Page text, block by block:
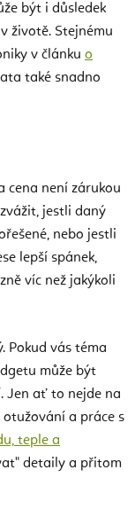
být i důsledek
životě. Stejnému
v článku o
také snadno
cena není zárukou
jestli daný
nebo jestli
lepší spánek,
víc než jakýkoli
Pokud vás téma
může být
Jen ať to nejde na
a práce s
teple a
detaily a přitom